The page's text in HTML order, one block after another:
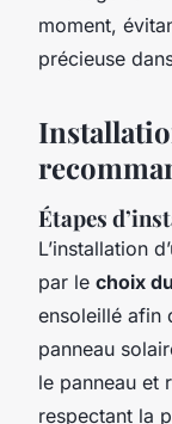
moment,
précieuse
Étapes
L’installation
par le choix
ensoleillé afin
panneau
le panneau et
respectant la